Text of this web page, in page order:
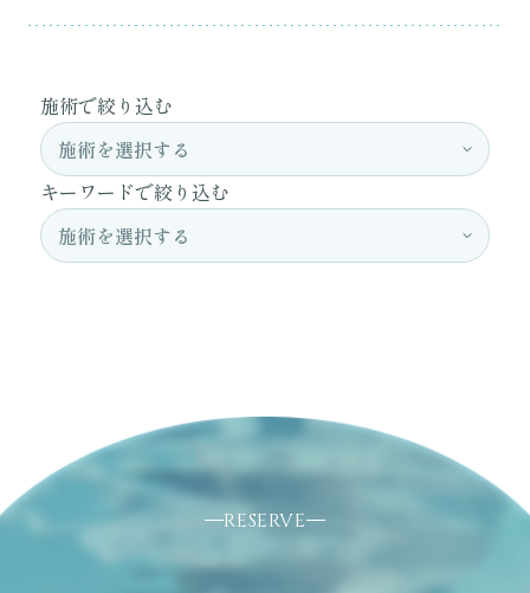
施術で絞り込む
キーワードで絞り込む
RESERVE